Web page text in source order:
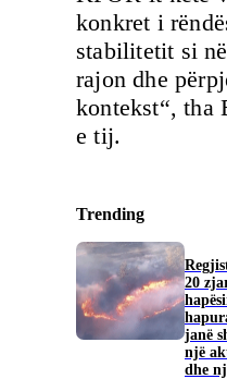
konkret i
stabilitetit si
rajon dhe
kontekst“, tha
e tij.
Trending
20
janë
një
dhe